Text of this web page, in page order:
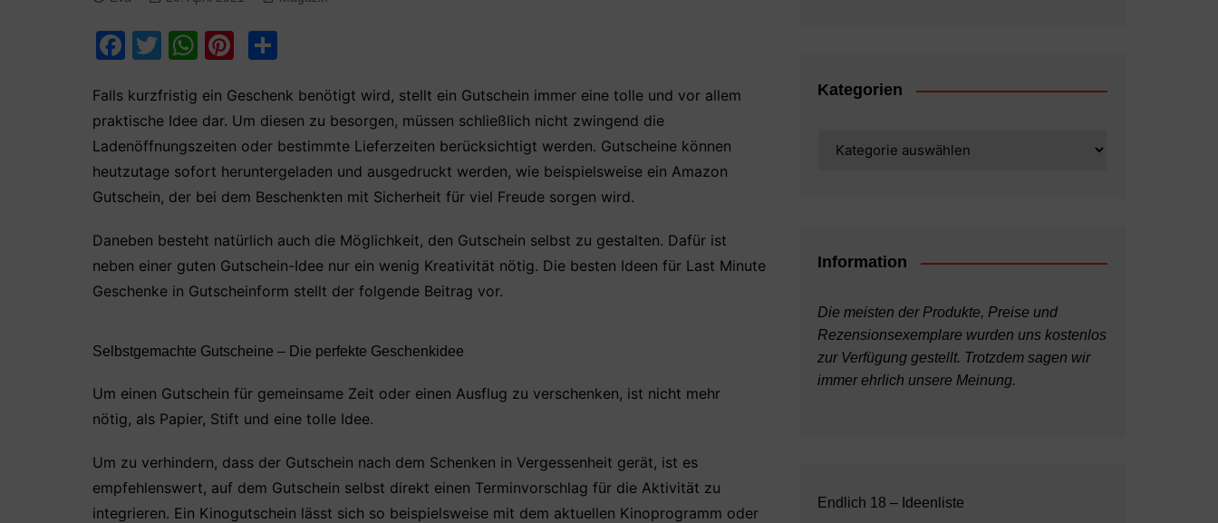
F
c
e
b
o
k
T
itt
er
W
at
s
A
p
Pi
er
e
st
le
n
Falls kurzfristig ein Geschenk benötigt wird, stellt ein Gutschein immer eine tolle und vor allem
praktische Idee dar. Um diesen zu besorgen, müssen schließlich nicht zwingend die
Ladenöffnungszeiten oder bestimmte Lieferzeiten berücksichtigt werden. Gutscheine können
heutzutage sofort heruntergeladen und ausgedruckt werden, wie beispielsweise ein Amazon
Gutschein, der bei dem Beschenkten mit Sicherheit für viel Freude sorgen wird.
Daneben besteht natürlich auch die Möglichkeit, den Gutschein selbst zu gestalten. Dafür ist
neben einer guten Gutschein-Idee nur ein wenig Kreativität nötig. Die besten Ideen für Last Minute
Geschenke in Gutscheinform stellt der folgende Beitrag vor.
Selbstgemachte Gutscheine – Die perfekte Geschenkidee
Um einen Gutschein für gemeinsame Zeit oder einen Ausflug zu verschenken, ist nicht mehr
nötig, als Papier, Stift und eine tolle Idee.
Um zu verhindern, dass der Gutschein nach dem Schenken in Vergessenheit gerät, ist es
empfehlenswert, auf dem Gutschein selbst direkt einen Terminvorschlag für die Aktivität zu
integrieren. Ein Kinogutschein lässt sich so beispielsweise mit dem aktuellen Kinoprogramm oder
Kategorien
Information
Die meisten der Produkte, Preise und
Rezensionsexemplare wurden uns kostenlos
zur Verfügung gestellt. Trotzdem sagen wir
immer ehrlich unsere Meinung.
Endlich 18 – Ideenliste